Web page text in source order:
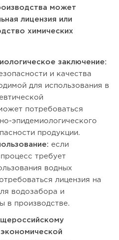
может
лицензия или
химических
заключение:
и качества
для использования в
потребоваться
эпидемиологического
продукции.
если
требует
водных
лицензия на
водозабора и
в производстве.